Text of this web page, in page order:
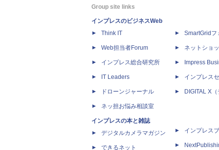
Group site links
インプレスのビジネスWeb
Think IT
Web担当者Forum
インプレス総合研究所
IT Leaders
ドローンジャーナル
ネッ担お悩み相談室
インプレスの本と雑誌
デジタルカメラマガジン
できるネット
SmartGridフ
ネットショ
Impress
インプレス
DIGITAL X（
インプレス